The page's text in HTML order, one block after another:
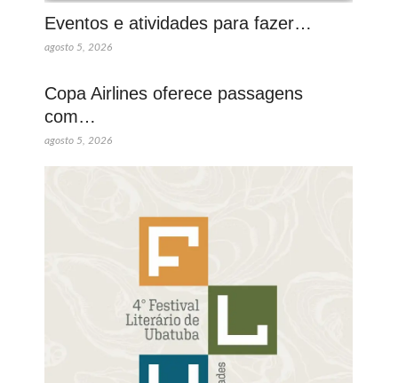
Eventos e atividades para fazer…
agosto 5, 2026
Copa Airlines oferece passagens
com…
agosto 5, 2026